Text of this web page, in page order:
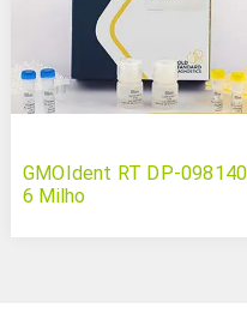
GMOIdent RT DP-
6 Milho